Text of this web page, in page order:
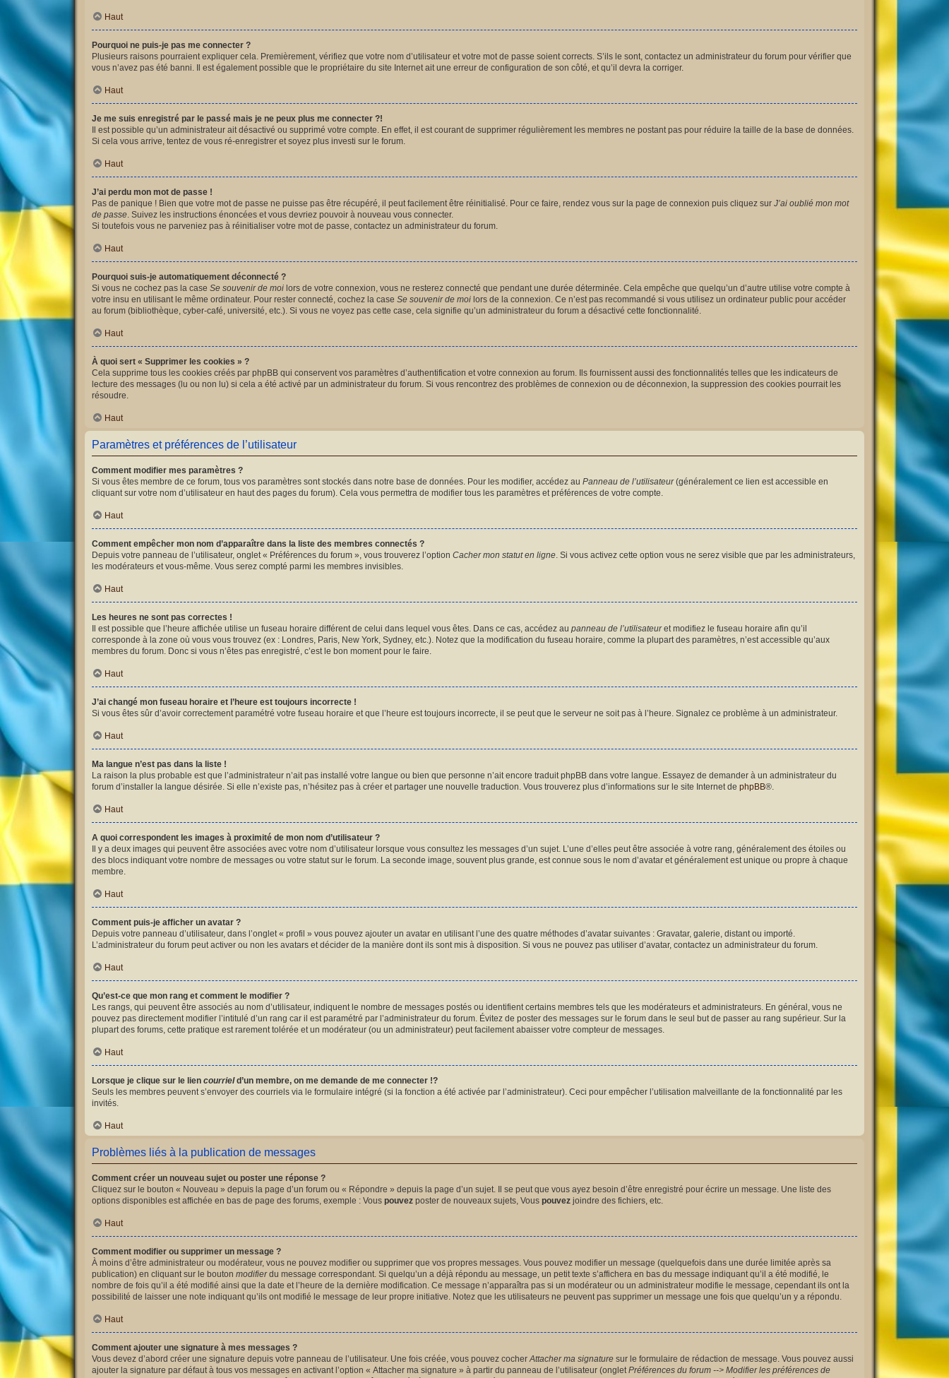
Haut
Pourquoi ne puis-je pas me connecter ?
Plusieurs raisons pourraient expliquer cela. Premièrement, vérifiez que votre nom d’utilisateur et votre mot de passe soient corrects. S’ils le sont, contactez un administrateur du forum pour vérifier que
vous n’avez pas été banni. Il est également possible que le propriétaire du site Internet ait une erreur de configuration de son côté, et qu’il devra la corriger.
Haut
Je me suis enregistré par le passé mais je ne peux plus me connecter ?!
Il est possible qu’un administrateur ait désactivé ou supprimé votre compte. En effet, il est courant de supprimer régulièrement les membres ne postant pas pour réduire la taille de la base de données.
Si cela vous arrive, tentez de vous ré-enregistrer et soyez plus investi sur le forum.
Haut
J’ai perdu mon mot de passe !
Pas de panique ! Bien que votre mot de passe ne puisse pas être récupéré, il peut facilement être réinitialisé. Pour ce faire, rendez vous sur la page de connexion puis cliquez sur J’ai oublié mon mot
de passe . Suivez les instructions énoncées et vous devriez pouvoir à nouveau vous connecter.
Si toutefois vous ne parveniez pas à réinitialiser votre mot de passe, contactez un administrateur du forum.
Haut
Pourquoi suis-je automatiquement déconnecté ?
Si vous ne cochez pas la case Se souvenir de moi lors de votre connexion, vous ne resterez connecté que pendant une durée déterminée. Cela empêche que quelqu’un d’autre utilise votre compte à
votre insu en utilisant le même ordinateur. Pour rester connecté, cochez la case Se souvenir de moi lors de la connexion. Ce n’est pas recommandé si vous utilisez un ordinateur public pour accéder
au forum (bibliothèque, cyber-café, université, etc.). Si vous ne voyez pas cette case, cela signifie qu’un administrateur du forum a désactivé cette fonctionnalité.
Haut
À quoi sert « Supprimer les cookies » ?
Cela supprime tous les cookies créés par phpBB qui conservent vos paramètres d’authentification et votre connexion au forum. Ils fournissent aussi des fonctionnalités telles que les indicateurs de
lecture des messages (lu ou non lu) si cela a été activé par un administrateur du forum. Si vous rencontrez des problèmes de connexion ou de déconnexion, la suppression des cookies pourrait les
résoudre.
Haut
Paramètres et préférences de l’utilisateur
Comment modifier mes paramètres ?
Si vous êtes membre de ce forum, tous vos paramètres sont stockés dans notre base de données. Pour les modifier, accédez au Panneau de l’utilisateur(généralement ce lien est accessible en
cliquant sur votre nom d’utilisateur en haut des pages du forum). Cela vous permettra de modifier tous les paramètres et préférences de votre compte.
Haut
Comment empêcher mon nom d’apparaître dans la liste des membres connectés ?
Depuis votre panneau de l’utilisateur, onglet « Préférences du forum », vous trouverez l’option Cacher mon statut en ligne . Si vous activez cette option vous ne serez visible que par les administrateurs,
les modérateurs et vous-même. Vous serez compté parmi les membres invisibles.
Haut
Les heures ne sont pas correctes !
Il est possible que l’heure affichée utilise un fuseau horaire différent de celui dans lequel vous êtes. Dans ce cas, accédez au panneau de l’utilisateuret modifiez le fuseau horaire afin qu’il
corresponde à la zone où vous vous trouvez (ex : Londres, Paris, New York, Sydney, etc.). Notez que la modification du fuseau horaire, comme la plupart des paramètres, n’est accessible qu’aux
membres du forum. Donc si vous n’êtes pas enregistré, c’est le bon moment pour le faire.
Haut
J’ai changé mon fuseau horaire et l’heure est toujours incorrecte !
Si vous êtes sûr d’avoir correctement paramétré votre fuseau horaire et que l’heure est toujours incorrecte, il se peut que le serveur ne soit pas à l’heure. Signalez ce problème à un administrateur.
Haut
Ma langue n’est pas dans la liste !
La raison la plus probable est que l’administrateur n’ait pas installé votre langue ou bien que personne n’ait encore traduit phpBB dans votre langue. Essayez de demander à un administrateur du
forum d’installer la langue désirée. Si elle n’existe pas, n’hésitez pas à créer et partager une nouvelle traduction. Vous trouverez plus d’informations sur le site Internet de phpBB®.
Haut
A quoi correspondent les images à proximité de mon nom d’utilisateur ?
Il y a deux images qui peuvent être associées avec votre nom d’utilisateur lorsque vous consultez les messages d’un sujet. L’une d’elles peut être associée à votre rang, généralement des étoiles ou
des blocs indiquant votre nombre de messages ou votre statut sur le forum. La seconde image, souvent plus grande, est connue sous le nom d’avatar et généralement est unique ou propre à chaque
membre.
Haut
Comment puis-je afficher un avatar ?
Depuis votre panneau d’utilisateur, dans l’onglet « profil » vous pouvez ajouter un avatar en utilisant l’une des quatre méthodes d’avatar suivantes : Gravatar, galerie, distant ou importé.
L’administrateur du forum peut activer ou non les avatars et décider de la manière dont ils sont mis à disposition. Si vous ne pouvez pas utiliser d’avatar, contactez un administrateur du forum.
Haut
Qu’est-ce que mon rang et comment le modifier ?
Les rangs, qui peuvent être associés au nom d’utilisateur, indiquent le nombre de messages postés ou identifient certains membres tels que les modérateurs et administrateurs. En général, vous ne
pouvez pas directement modifier l’intitulé d’un rang car il est paramétré par l’administrateur du forum. Évitez de poster des messages sur le forum dans le seul but de passer au rang supérieur. Sur la
plupart des forums, cette pratique est rarement tolérée et un modérateur (ou un administrateur) peut facilement abaisser votre compteur de messages.
Haut
Lorsque je clique sur le lien courrield’un membre, on me demande de me connecter !?
Seuls les membres peuvent s’envoyer des courriels via le formulaire intégré (si la fonction a été activée par l’administrateur). Ceci pour empêcher l’utilisation malveillante de la fonctionnalité par les
invités.
Haut
Problèmes liés à la publication de messages
Comment créer un nouveau sujet ou poster une réponse ?
Cliquez sur le bouton « Nouveau » depuis la page d’un forum ou « Répondre » depuis la page d’un sujet. Il se peut que vous ayez besoin d’être enregistré pour écrire un message. Une liste des
options disponibles est affichée en bas de page des forums, exemple : Vous pouvez poster de nouveaux sujets, Vous pouvez joindre des fichiers, etc.
Haut
Comment modifier ou supprimer un message ?
À moins d’être administrateur ou modérateur, vous ne pouvez modifier ou supprimer que vos propres messages. Vous pouvez modifier un message (quelquefois dans une durée limitée après sa
publication) en cliquant sur le bouton modifierdu message correspondant. Si quelqu’un a déjà répondu au message, un petit texte s’affichera en bas du message indiquant qu’il a été modifié, le
nombre de fois qu’il a été modifié ainsi que la date et l’heure de la dernière modification. Ce message n’apparaîtra pas si un modérateur ou un administrateur modifie le message, cependant ils ont la
possibilité de laisser une note indiquant qu’ils ont modifié le message de leur propre initiative. Notez que les utilisateurs ne peuvent pas supprimer un message une fois que quelqu’un y a répondu.
Haut
Comment ajouter une signature à mes messages ?
Vous devez d’abord créer une signature depuis votre panneau de l’utilisateur. Une fois créée, vous pouvez cocher Attacher ma signature sur le formulaire de rédaction de message. Vous pouvez aussi
ajouter la signature par défaut à tous vos messages en activant l’option « Attacher ma signature » à partir du panneau de l’utilisateur (onglet Préférences du forum --> Modifier les préférences de